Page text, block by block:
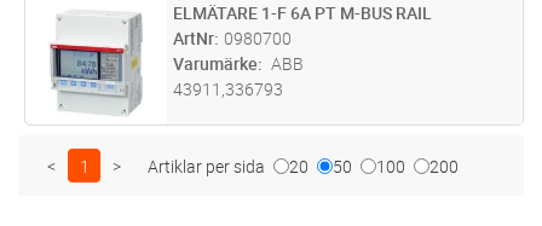
ST Lägg i kundvagn
ELMÄTARE 1-F 6A PT M-BUS RAIL
ArtNr 0980700
Varumärke
ABB
43911,336793
< 1 > Artiklar per sida 20 50 100 200